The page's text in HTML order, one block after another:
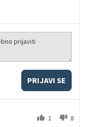
PRIJAVI SE
1 8